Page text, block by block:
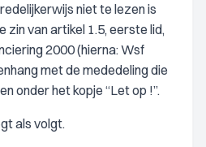
niet te lezen is
zin van artikel 1.5, eerste lid,
2000 (hierna: Wsf
met de mededeling die
onder het kopje “Let op !”.
als volgt.